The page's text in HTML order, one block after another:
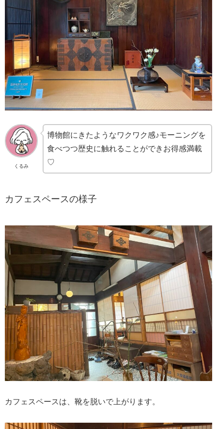
くるみ
博物館にきたようなワクワク感♪モーニングを
食べつつ歴史に触れることができお得感満載
♡
カフェスペースの様子
カフェスペースは、靴を脱いで上がります。